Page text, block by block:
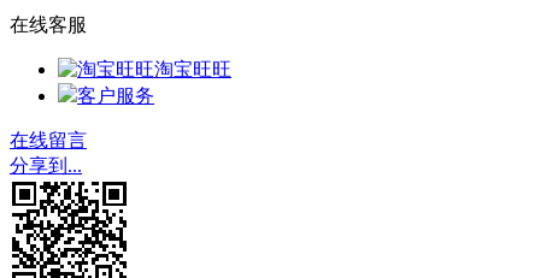
在线客服
淘宝旺旺
客户服务
在线留言
分享到...